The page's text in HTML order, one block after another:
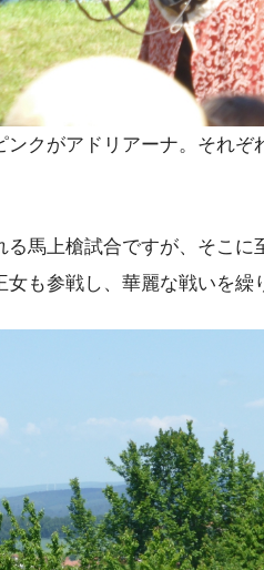
クがアドリアーナ。それぞ
馬上槍試合ですが、そこに
も参戦し、華麗な戦いを繰